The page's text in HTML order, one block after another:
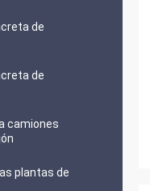
de
de
camiones
plantas de